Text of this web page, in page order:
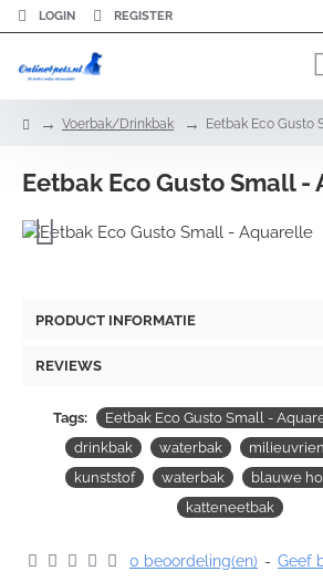
LOGIN REGISTER
e
Voerbak/Drinkbak Eetbak Eco Gusto
Eetbak Eco Gusto Small
PRODUCT INFORMATIE
REVIEWS
Tags: Eetbak Eco Gusto Small -
drinkbak
waterbak
kunststof
waterbak
blauwe
katteneetbak
0 beoordeling(en) - Geef